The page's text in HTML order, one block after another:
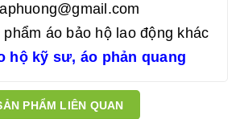
áo bảo hộ lao động khác
hộ kỹ sư, áo phản quang
PHẨM LIÊN QUAN